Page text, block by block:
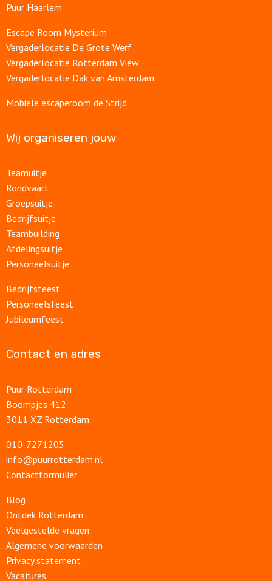
Puur Haarlem
Escape Room Mysterium
Vergaderlocatie De Grote Werf
Vergaderlocatie Rotterdam View
Vergaderlocatie Dak van Amsterdam
Mobiele escaperoom de Strijd
Wij organiseren jouw
Teamuitje
Rondvaart
Groepsuitje
Bedrijfsuitje
Teambuilding
Afdelingsuitje
Personeelsuitje
Bedrijfsfeest
Personeelsfeest
Jubileumfeest
Contact en adres
Puur Rotterdam
Boompjes 412
3011 XZ Rotterdam
010-7271205
info@puurrotterdam.nl
Contactformulier
Blog
Ontdek Rotterdam
Veelgestelde vragen
Algemene voorwaarden
Privacy statement
Vacatures